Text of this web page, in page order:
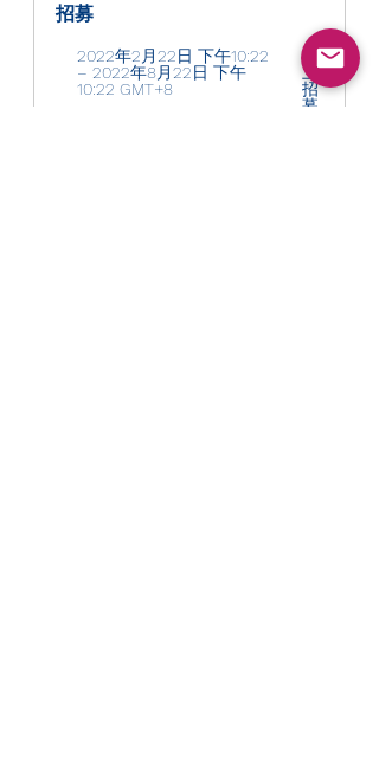
招募
2022年2月22日 下午10:22
– 2022年8月22日 下午
10:22 GMT+8
线
上
招
募